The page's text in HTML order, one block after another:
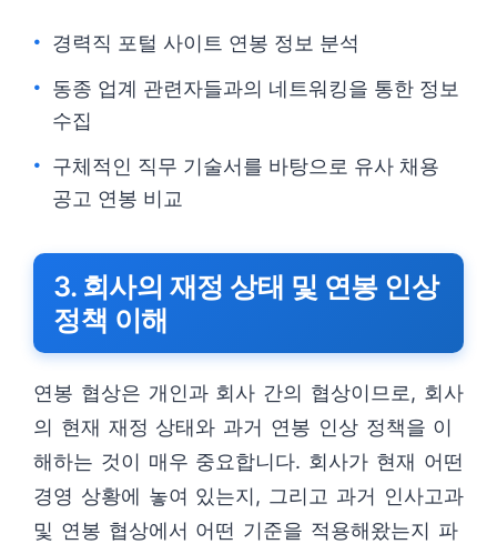
경력직 포털 사이트 연봉 정보 분석
동종 업계 관련자들과의 네트워킹을 통한 정보
수집
구체적인 직무 기술서를 바탕으로 유사 채용
공고 연봉 비교
3. 회사의 재정 상태 및 연봉 인상
정책 이해
연봉 협상은 개인과 회사 간의 협상이므로, 회사
의 현재 재정 상태와 과거 연봉 인상 정책을 이
해하는 것이 매우 중요합니다. 회사가 현재 어떤
경영 상황에 놓여 있는지, 그리고 과거 인사고과
및 연봉 협상에서 어떤 기준을 적용해왔는지 파